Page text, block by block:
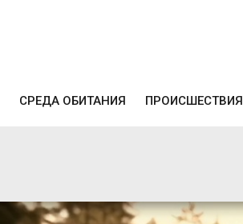
СРЕДА ОБИТАНИЯ ПРОИСШЕСТВИЯ